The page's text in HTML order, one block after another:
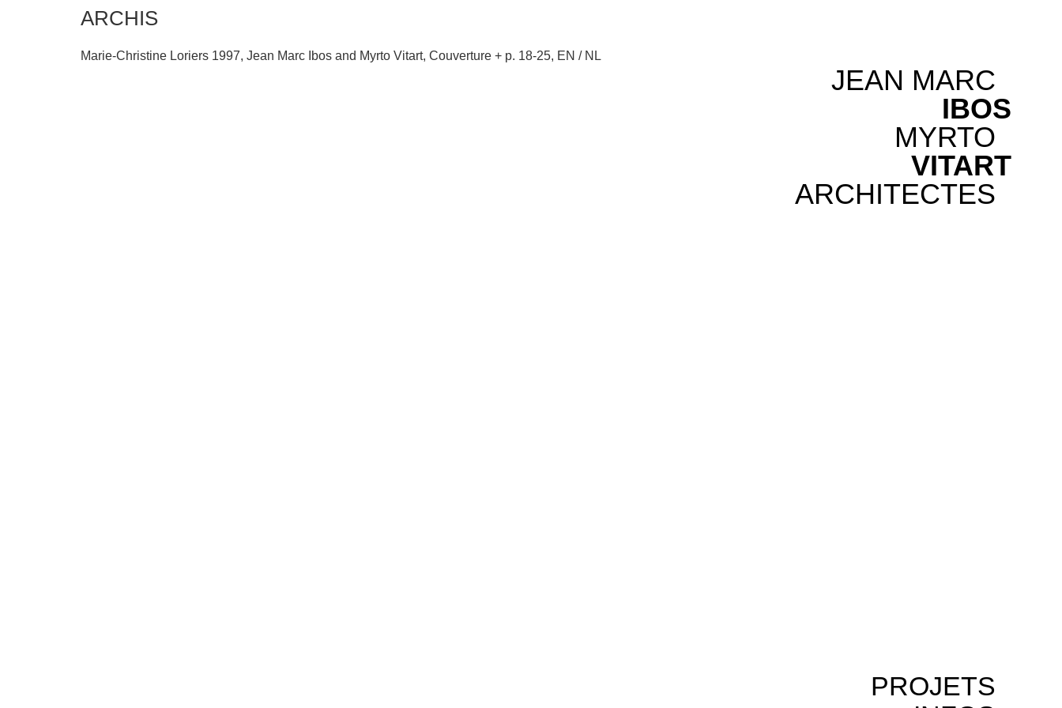
JEAN MARC
IBOS
MYRTO
VITART
ARCHITECTES
PROJETS
ARCHIS
Marie-Christine Loriers 1997, Jean Marc Ibos and Myrto Vitart, Couverture + p. 18-25, EN / NL